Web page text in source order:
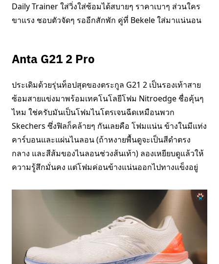
Daily Trainer ใส่วิ่งใส่ซ้อมได้สบายๆ ราคาเบาๆ ส่วนใคร
ขาแรง ชอบตัวจัดๆ รออีกสักพัก คู่ที่ Bekele ใส่มาแน่นอน
Anta G21 2 Pro
ประเดิมด้วยรุ่นท็อปสุดของตระกูล G21 2 เป็นรองเท้าสาย
ซ้อมสายแข่งมาพร้อมเทคโนโลยีโฟม Nitroedge ชื่อคุ้นๆ
ไหม ใช่ครับมันเป็นโฟมไนโตรเจนฉีดเหมือนพวก
Skechers ซึ่งฟิลก็คล้ายๆ กันเลยคือ โฟมแน่น ข้างในมีแท่ง
คาร์บอนและแผ่นไนลอน (ถ้าหงายพื้นดูจะเป็นสีดำตรง
กลาง และสีส้มของไนลอนช่วงส้นเท้า) ลองเหยียบดูแล้วให้
ความรู้สึกมั่นคง แต่โฟมค่อนข้างแน่นออกไปทางแข็งอยู่